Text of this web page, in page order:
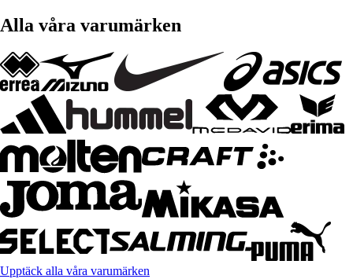
Alla våra varumärken
Upptäck alla våra varumärken